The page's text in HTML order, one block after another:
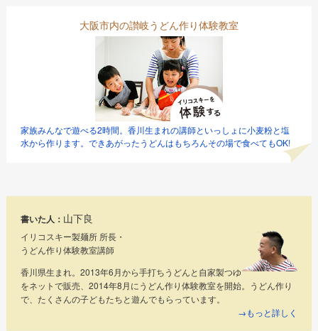
大阪市内の讃岐うどん作り体験教室
家族みんなで遊べる2時間。香川生まれの講師といっしょに小麦粉と塩
水から作ります。できあがったうどんはもちろんその場で食べてもOK!
書いた人： 山下良
イリコスキー製麺所 所長・
うどん作り体験教室講師
香川県生まれ。2013年6月から手打ちうどんと自家製つゆ
をネットで販売、2014年8月にうどん作り体験教室を開始。うどん作り
で、たくさんの子どもたちと遊んでもらっています。
→もっと詳しく